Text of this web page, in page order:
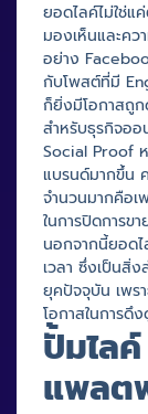
ยอดไลค์ไม่ใช่แ
มองเห็นและค
อย่าง
กับโพสต์ที่มี
ก็ยิ่งมีโอกาสถูก
สำหรับธุรกิจออ
Social Proof
แบรนด์มากขึ้น
จำนวนมากคือเ
ในการปิดการข
นอกจากนี้ยอด
เวลา ซึ่งเป็นสิ่
ยุคปัจจุบัน เพร
โอกาสในการดึ
ปั้มไล
แพลต